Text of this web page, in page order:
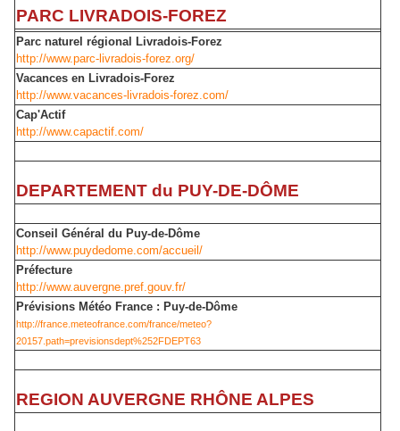
PARC LIVRADOIS-FOREZ
Parc naturel régional Livradois-Forez
http://www.parc-livradois-forez.org/
Vacances en Livradois-Forez
http://www.vacances-livradois-forez.com/
Cap'Actif
http://www.capactif.com/
DEPARTEMENT du PUY-DE-DÔME
Conseil Général du Puy-de-Dôme
http://www.puydedome.com/accueil/
Préfecture
http://www.auvergne.pref.gouv.fr/
Prévisions Météo France : Puy-de-Dôme
http://france.meteofrance.com/france/meteo?
20157.path=previsionsdept%252FDEPT63
REGION AUVERGNE RHÔNE ALPES